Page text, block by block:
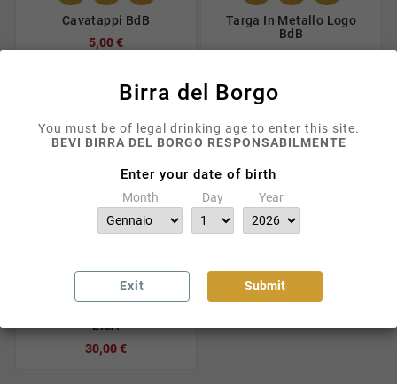
Cavatappi BdB
5,00 €
Targa In Metallo Logo
BdB

LISA
30,00 €
favorite_border
Birra del Borgo
You must be of legal drinking age to enter this site.
BEVI BIRRA DEL BORGO RESPONSABILMENTE
Enter your date of birth
Month Day Year
Exit Submit